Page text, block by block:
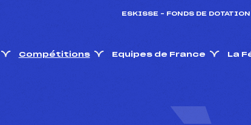
ESKISSE – FONDS DE DOTATION
Compétitions Equipes de France La